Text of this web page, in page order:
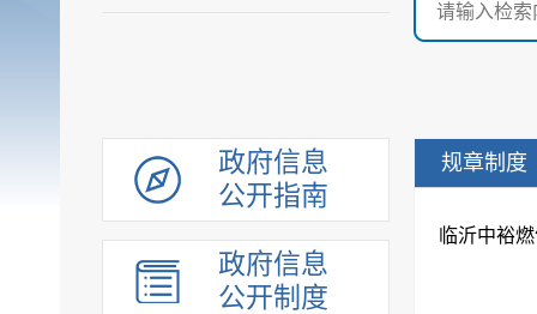
政府信息
公开指南
政府信息
公开制度
规章制度
临沂中裕